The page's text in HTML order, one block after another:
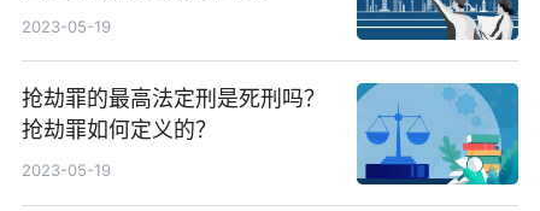
2023-05-19
抢劫罪的最高法定刑是死刑吗？
抢劫罪如何定义的？
2023-05-19